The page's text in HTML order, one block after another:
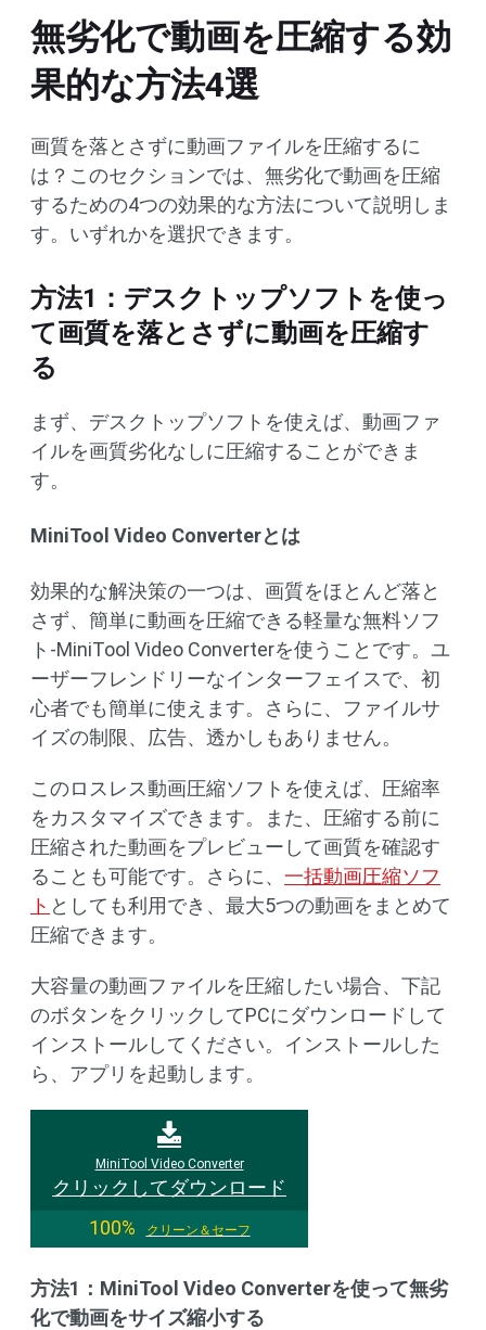
無劣化で動画を圧縮する効
果的な方法4選
画質を落とさずに動画ファイルを圧縮するに
は？このセクションでは、無劣化で動画を圧縮
するための4つの効果的な方法について説明しま
す。いずれかを選択できます。
方法1：デスクトップソフトを使っ
て画質を落とさずに動画を圧縮す
る
まず、デスクトップソフトを使えば、動画ファ
イルを画質劣化なしに圧縮することができま
す。
MiniTool Video Converterとは
効果的な解決策の一つは、画質をほとんど落と
さず、簡単に動画を圧縮できる軽量な無料ソフ
ト-MiniTool Video Converterを使うことです。ユ
ーザーフレンドリーなインターフェイスで、初
心者でも簡単に使えます。さらに、ファイルサ
イズの制限、広告、透かしもありません。
このロスレス動画圧縮ソフトを使えば、圧縮率
をカスタマイズできます。また、圧縮する前に
圧縮された動画をプレビューして画質を確認す
ることも可能です。さらに、 一括動画圧縮ソフ
ト としても利用でき、最大5つの動画をまとめて
圧縮できます。
大容量の動画ファイルを圧縮したい場合、下記
のボタンをクリックしてPCにダウンロードして
インストールしてください。インストールした
ら、アプリを起動します。
MiniTool Video Converter
クリックしてダウンロード
100%
クリーン＆セーフ
方法1：MiniTool Video Converterを使って無劣
化で動画をサイズ縮小する